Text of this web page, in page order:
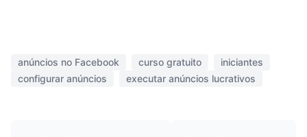
anúncios no Facebook curso gratuito
iniciantes
configurar anúncios
executar anúncios lucrativos